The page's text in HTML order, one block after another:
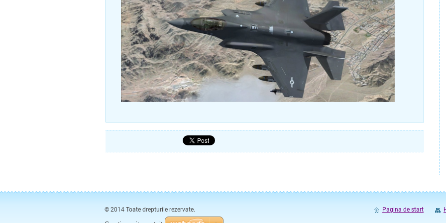
© 2014 Toate drepturile rezervate. Pagina de start